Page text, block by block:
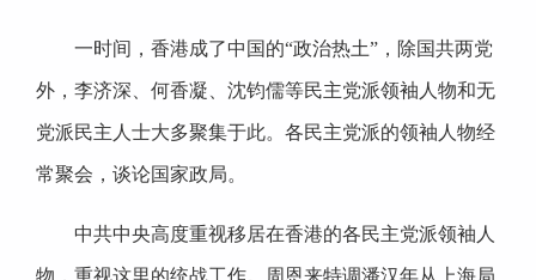
一时间，香港成了中国的“政治热土”，除国共两党
外，李济深、何香凝、沈钧儒等民主党派领袖人物和无
党派民主人士大多聚集于此。各民主党派的领袖人物经
常聚会，谈论国家政局。
中共中央高度重视移居在香港的各民主党派领袖人
物，重视这里的统战工作。周恩来特调潘汉年从上海局